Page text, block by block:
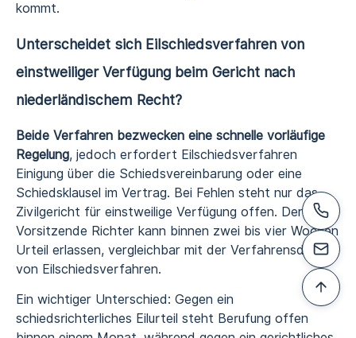
kommt.
Unterscheidet sich Eilschiedsverfahren von
einstweiliger Verfügung beim Gericht nach
niederländischem Recht?
Beide Verfahren bezwecken eine schnelle vorläufige
Regelung, jedoch erfordert Eilschiedsverfahren
Einigung über die Schiedsvereinbarung oder eine
Schiedsklausel im Vertrag. Bei Fehlen steht nur das
Zivilgericht für einstweilige Verfügung offen. Der
Vorsitzende Richter kann binnen zwei bis vier Wochen
Urteil erlassen, vergleichbar mit der Verfahrensdauer
von Eilschiedsverfahren.
Ein wichtiger Unterschied: Gegen ein
schiedsrichterliches Eilurteil steht Berufung offen